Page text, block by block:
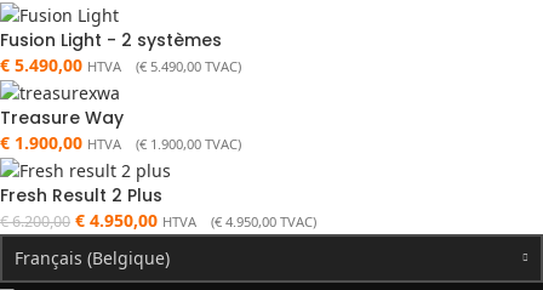
Fusion Light - 2 systèmes
€ 5.490,00 HTVA (€ 5.490,00 TVAC)
Treasure Way
€ 1.900,00 HTVA (€ 1.900,00 TVAC)
Fresh Result 2 Plus
€6.200,00 € 4.950,00 HTVA (€ 4.950,00 TVAC)
Français (Belgique)